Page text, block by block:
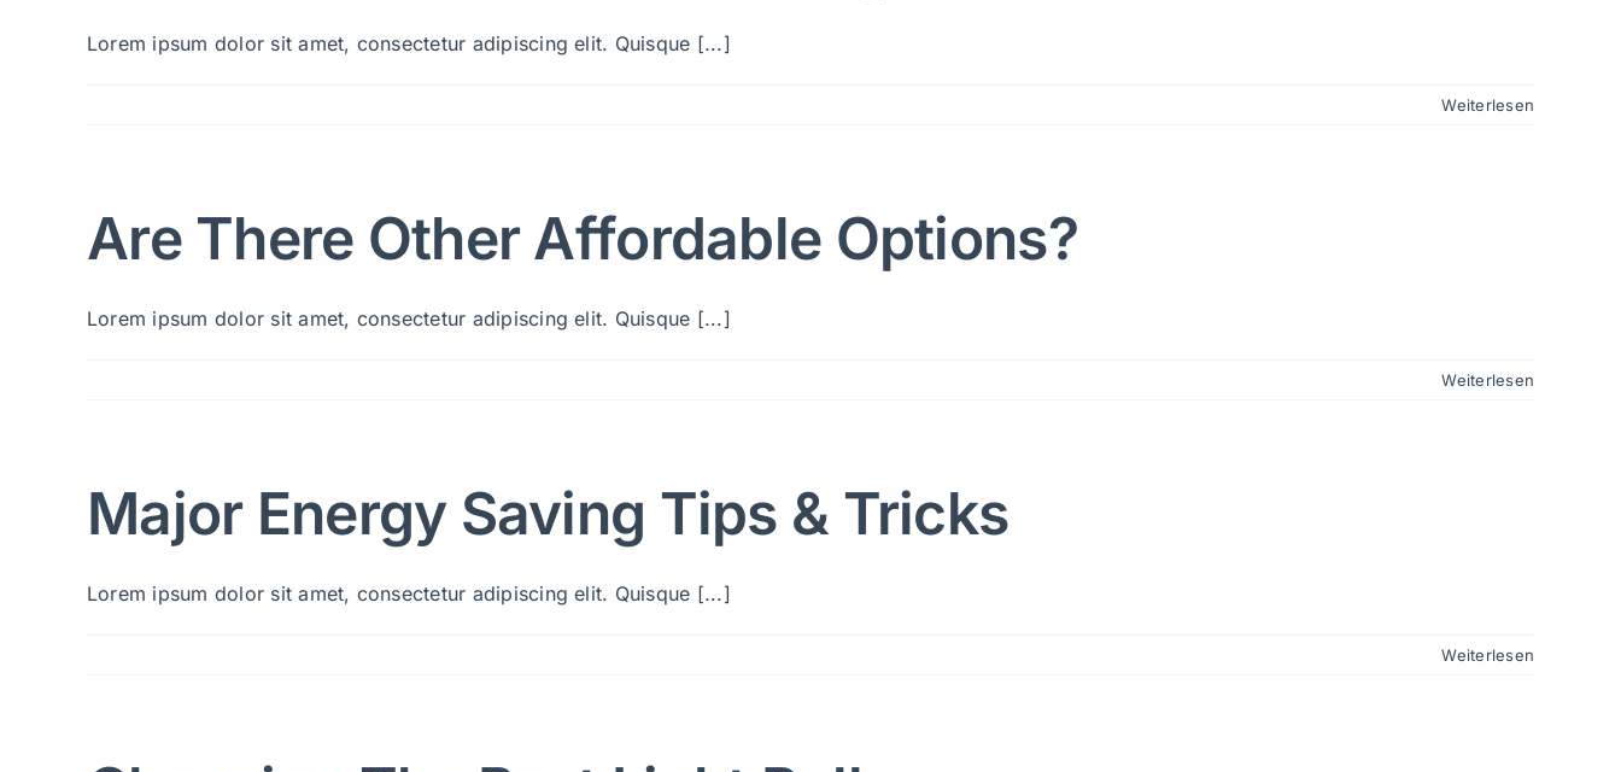
Lorem ipsum dolor sit amet, consectetur adipiscing elit. Quisque [...]
Weiterlesen
Are There Other Affordable Options?
Lorem ipsum dolor sit amet, consectetur adipiscing elit. Quisque [...]
Weiterlesen
Major Energy Saving Tips & Tricks
Lorem ipsum dolor sit amet, consectetur adipiscing elit. Quisque [...]
Weiterlesen